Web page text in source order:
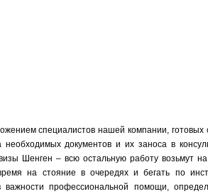
специалистов нашей компании, готовых
необходимых документов и их заноса в
Шенген – всю остальную работу возьмут на
на стояние в очередях и бегать по
профессиональной помощи,